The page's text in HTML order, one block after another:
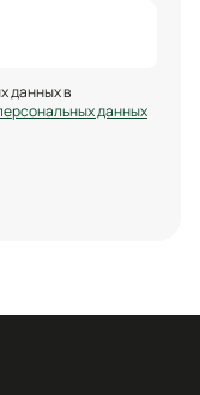
данных в
данных